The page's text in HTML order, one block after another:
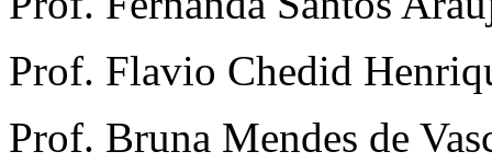
Prof. Flavio Chedid
Prof. Bruna Mendes de